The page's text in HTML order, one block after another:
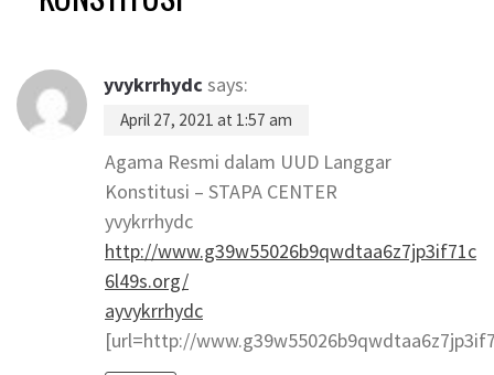
yvykrrhydcsays:
April 27, 2021 at 1:57 am
Agama Resmi dalam UUD Langgar
Konstitusi – STAPA CENTER
yvykrrhydc
http://www.g39w55026b9qwdtaa6z7jp3if71c
6l49s.org/
ayvykrrhydc
[url=http://